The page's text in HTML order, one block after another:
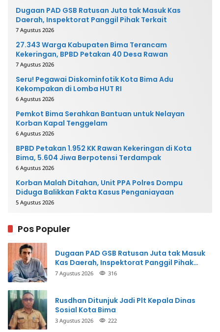
Dugaan PAD GSB Ratusan Juta tak Masuk Kas
Daerah, Inspektorat Panggil Pihak Terkait
7 Agustus 2026
27.343 Warga Kabupaten Bima Terancam
Kekeringan, BPBD Petakan 40 Desa Rawan
7 Agustus 2026
Seru! Pegawai Diskominfotik Kota Bima Adu
Kekompakan di Lomba HUT RI
6 Agustus 2026
Pemkot Bima Serahkan Bantuan untuk Nelayan
Korban Kapal Tenggelam
6 Agustus 2026
BPBD Petakan 1.952 KK Rawan Kekeringan di Kota
Bima, 5.604 Jiwa Berpotensi Terdampak
6 Agustus 2026
Korban Malah Ditahan, Unit PPA Polres Dompu
Diduga Balikkan Fakta Kasus Penganiayaan
5 Agustus 2026
Pos Populer
Dugaan PAD GSB Ratusan Juta tak Masuk
Kas Daerah, Inspektorat Panggil Pihak
Terkait
7 Agustus 2026 316
Rusdhan Ditunjuk Jadi Plt Kepala Dinas
Sosial Kota Bima
3 Agustus 2026 222